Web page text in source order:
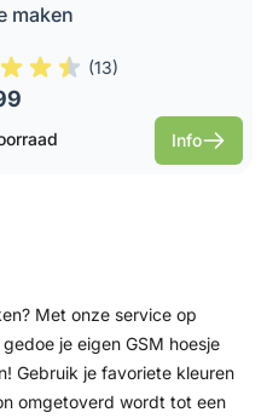
maken
(13)
Info
Met onze service op
je eigen GSM hoesje
Gebruik je favoriete kleuren
omgetoverd wordt tot een